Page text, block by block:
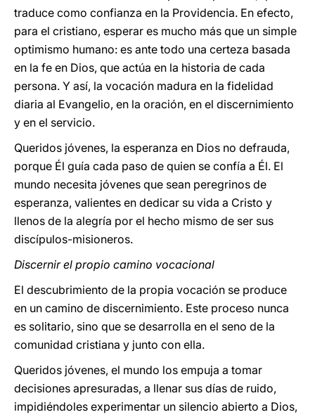
traduce como confianza en la Providencia. En efecto,
para el cristiano, esperar es mucho más que un simple
optimismo humano: es ante todo una certeza basada
en la fe en Dios, que actúa en la historia de cada
persona. Y así, la vocación madura en la fidelidad
diaria al Evangelio, en la oración, en el discernimiento
y en el servicio.
Queridos jóvenes, la esperanza en Dios no defrauda,
porque Él guía cada paso de quien se confía a Él. El
mundo necesita jóvenes que sean peregrinos de
esperanza, valientes en dedicar su vida a Cristo y
llenos de la alegría por el hecho mismo de ser sus
discípulos-misioneros.
Discernir el propio camino vocacional
El descubrimiento de la propia vocación se produce
en un camino de discernimiento. Este proceso nunca
es solitario, sino que se desarrolla en el seno de la
comunidad cristiana y junto con ella.
Queridos jóvenes, el mundo los empuja a tomar
decisiones apresuradas, a llenar sus días de ruido,
impidiéndoles experimentar un silencio abierto a Dios,